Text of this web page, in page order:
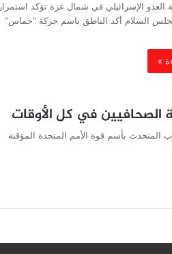
الإسرائيلي في شمال غزة تؤكد استمرار
مجلس السلام أكد الناطق باسم حركة “حماس”
»
في كل الأوقات
بأسم قوة الأمم المتحدة المؤقتة